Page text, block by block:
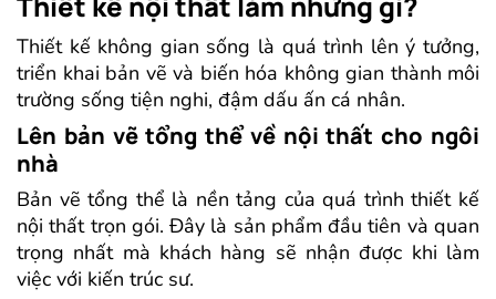
Thiết kế không gian sống là quá trình lên ý tưởng,
triển khai bản vẽ và biến hóa không gian thành môi
trường sống tiện nghi, đậm dấu ấn cá nhân.
Lên bản vẽ tổng thể về nội thất cho ngôi
nhà
Bản vẽ tổng thể là nền tảng của quá trình thiết kế
nội thất trọn gói. Đây là sản phẩm đầu tiên và quan
trọng nhất mà khách hàng sẽ nhận được khi làm
việc với kiến trúc sư.